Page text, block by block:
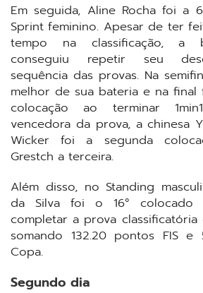
Em seguida, Aline Rocha foi a
Sprint feminino. Apesar de ter
tempo na classificação, a
conseguiu repetir seu
sequência das provas. Na
melhor de sua bateria e na final
colocação ao terminar
vencedora da prova, a chinesa
Wicker foi a segunda
Grestch a terceira.
Além disso, no Standing
da Silva foi o 16° colocado
completar a prova classificatória
somando 132.20 pontos FIS
Copa.
Segundo dia